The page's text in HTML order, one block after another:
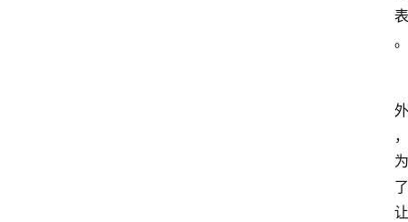
表
。
外
，
为
了
让